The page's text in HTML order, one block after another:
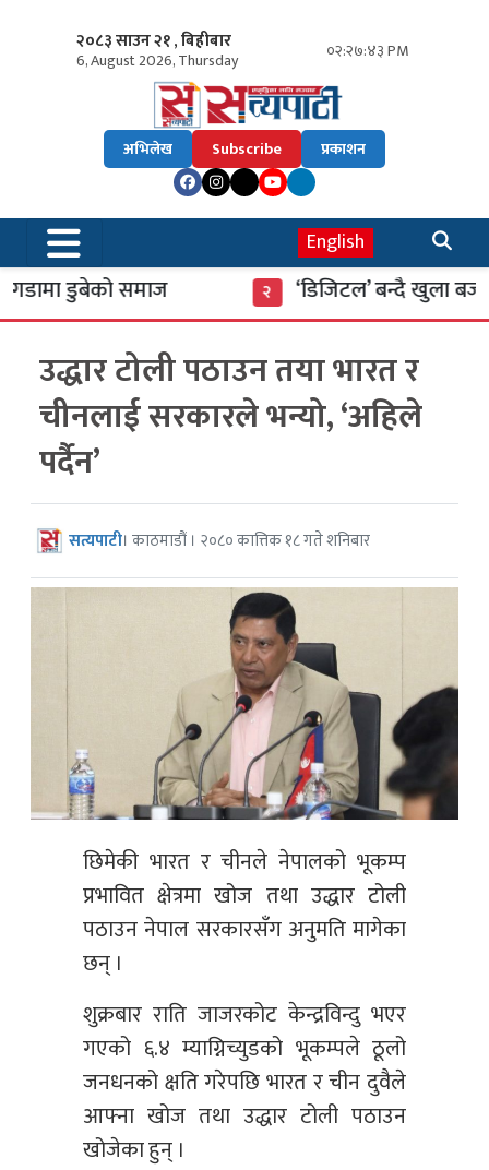
२०८३ साउन २१ , बिहीबार
6, August 2026, Thursday ०२:२७:४४ PM
अभिलेख Subscribe प्रकाशन
English
डुबेको समाज ‘डिजिटल’ बन्दै खुला बजार
उद्धार टोली पठाउन तया भारत र
चीनलाई सरकारले भन्यो, ‘अहिले
पर्दैन’
सत्यपाटी। काठमाडौं । २०८० कात्तिक १८ गते शनिबार
छिमेकी भारत र चीनले नेपालको भूकम्प
प्रभावित क्षेत्रमा खोज तथा उद्धार टोली
पठाउन नेपाल सरकारसँग अनुमति मागेका
छन् ।
शुक्रबार राति जाजरकोट केन्द्रविन्दु भएर
गएको ६.४ म्याग्निच्युडको भूकम्पले ठूलो
जनधनको क्षति गरेपछि भारत र चीन दुवैले
आफ्ना खोज तथा उद्धार टोली पठाउन
खोजेका हुन् ।